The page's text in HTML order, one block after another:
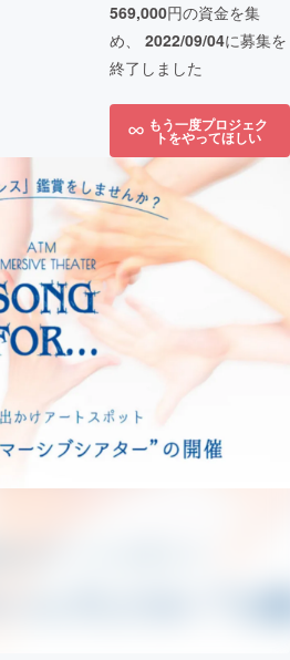
569,000円の資金を集
め、 2022/09/04に募集を
終了しました
もう一度プロジェク
トをやってほしい